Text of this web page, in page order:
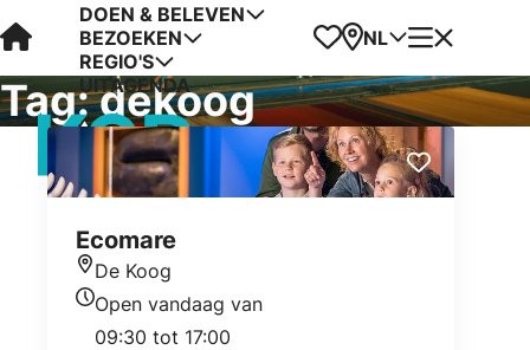
Visit Kop van Holland
DOEN & BELEVEN
BEZOEKEN
REGIO'S
UITAGENDA
Favorieten
Kaart
NL Menu
Tag:dekoog
Ecomare
Locatie
De Koog
Openingstijden vandaag
Open vandaag van
09:30 tot 17:00